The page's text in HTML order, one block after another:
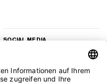
SOCIAL MEDIA
TikTok
YouTube